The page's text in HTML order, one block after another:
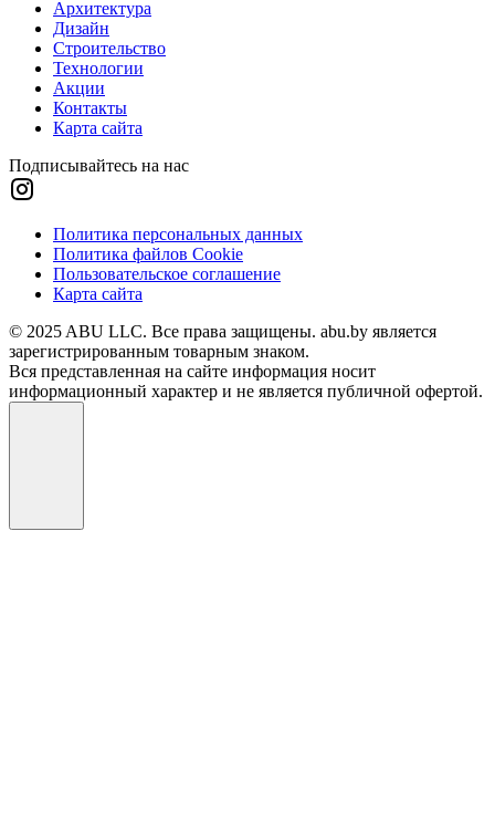
Архитектура
Дизайн
Строительство
Технологии
Акции
Контакты
Карта сайта
Подписывайтесь на нас
Политика персональных данных
Политика файлов Cookie
Пользовательское соглашение
Карта сайта
© 2025 ABU LLC. Все права защищены. abu.by является
зарегистрированным товарным знаком.
Вся представленная на сайте информация носит
информационный характер и не является публичной офертой.